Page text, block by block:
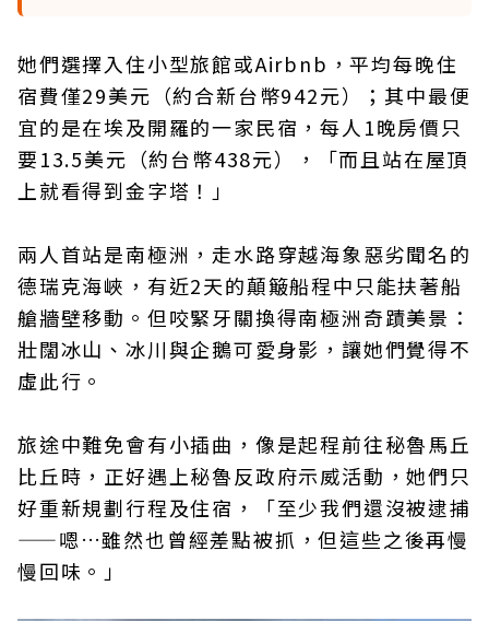
她們選擇入住小型旅館或Airbnb，平均每晚住
宿費僅29美元（約合新台幣942元）；其中最便
宜的是在埃及開羅的一家民宿，每人1晚房價只
要13.5美元（約台幣438元），「而且站在屋頂
上就看得到金字塔！」
兩人首站是南極洲，走水路穿越海象惡劣聞名的
德瑞克海峽，有近2天的顛簸船程中只能扶著船
艙牆壁移動。但咬緊牙關換得南極洲奇蹟美景：
壯闊冰山、冰川與企鵝可愛身影，讓她們覺得不
虛此行。
旅途中難免會有小插曲，像是起程前往秘魯馬丘
比丘時，正好遇上秘魯反政府示威活動，她們只
好重新規劃行程及住宿，「至少我們還沒被逮捕
——嗯…雖然也曾經差點被抓，但這些之後再慢
慢回味。」